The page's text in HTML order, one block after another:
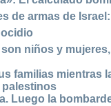
de armas de
niños y
familias
palestinos
Luego la